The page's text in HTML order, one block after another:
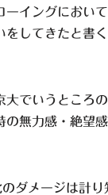
ーイングにおい
をしてきたと書
大でいうところ
の無力感・絶望
ダメージは計り